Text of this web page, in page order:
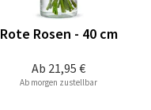
Ab 21,95 €
Rote Rosen - 40 cm
Ab morgen zustellbar